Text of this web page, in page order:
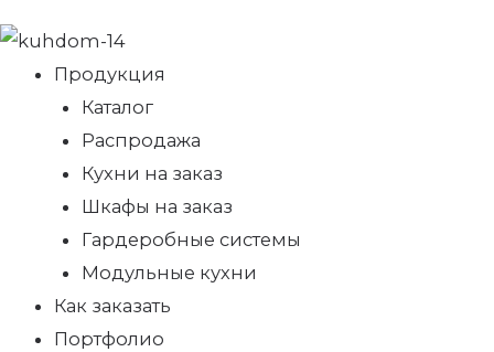
Продукция
Каталог
Распродажа
Кухни на заказ
Шкафы на заказ
Гардеробные системы
Модульные кухни
Как заказать
Портфолио